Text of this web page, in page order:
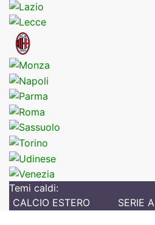
Temi caldi:
CALCIO ESTERO
SERIE A